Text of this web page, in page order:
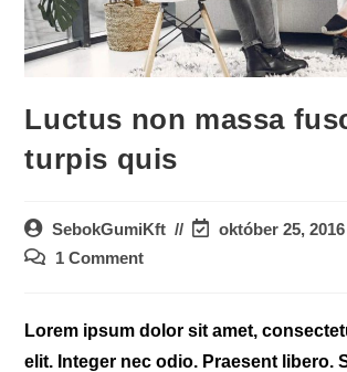
Luctus non massa
turpis quis
Post
author:
SebokGumiKft
Postoktóber 25, 2016
Post 1 Comment
Lorem ipsum dolor sit amet,
elit. Integer nec odio. Praesent libero.